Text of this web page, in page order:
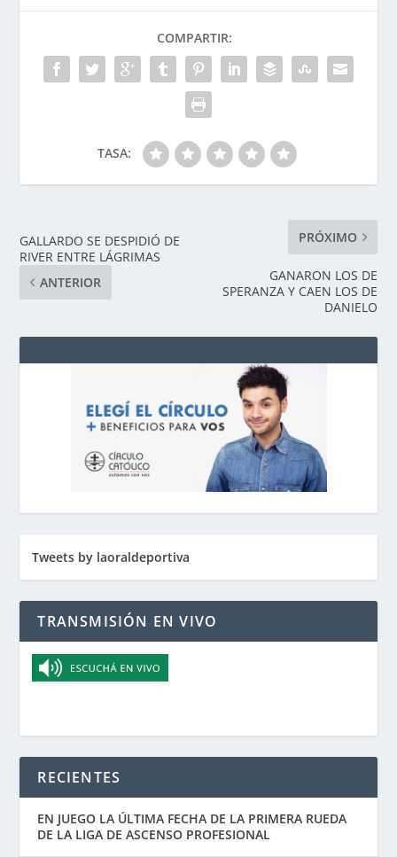
COMPARTIR:
TASA:
GALLARDO SE DESPIDIÓ DE
RIVER ENTRE LÁGRIMAS
ANTERIOR
PRÓXIMO
GANARON LOS DE
SPERANZA Y CAEN LOS DE
DANIELO
Tweets by laoraldeportiva
TRANSMISIÓN EN VIVO
RECIENTES
EN JUEGO LA ÚLTIMA FECHA DE LA PRIMERA RUEDA
DE LA LIGA DE ASCENSO PROFESIONAL